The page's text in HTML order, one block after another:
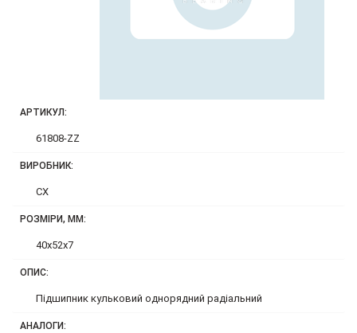
АРТИКУЛ:
61808-ZZ
ВИРОБНИК:
CX
РОЗМІРИ, ММ:
40x52x7
ОПИС:
Підшипник кульковий однорядний радіальний
АНАЛОГИ: